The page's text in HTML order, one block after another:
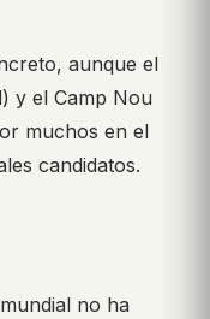
aunque el
y el Camp Nou
muchos en el
candidatos.
no ha